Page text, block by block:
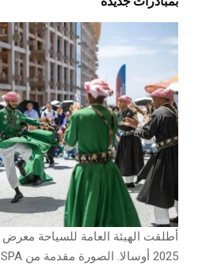
أطلقت الهيئة العامة للسياحة
2025 أوسالا. الصورة مقدمة من SPA